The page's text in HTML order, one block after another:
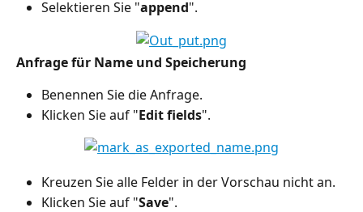
Selektieren Sie "append".
Anfrage für Name und Speicherung
Benennen Sie die Anfrage.
Klicken Sie auf "Edit fields".
Kreuzen Sie alle Felder in der Vorschau nicht an.
Klicken Sie auf "Save".